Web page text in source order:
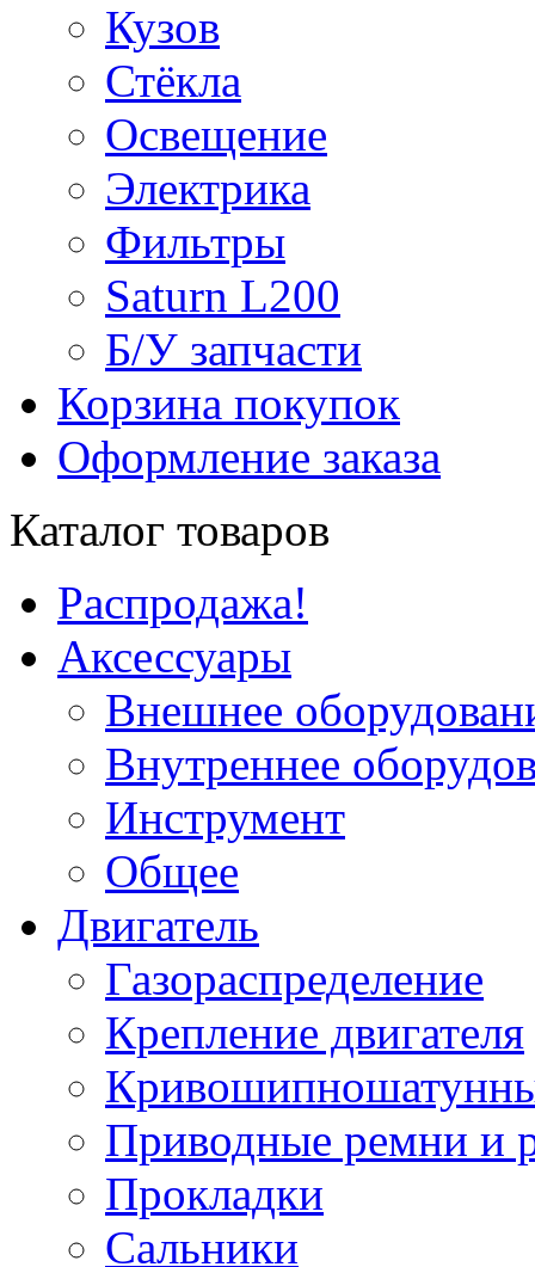
Кузов
Стёкла
Освещение
Электрика
Фильтры
Saturn L200
Б/У запчасти
Корзина покупок
Оформление заказа
Каталог товаров
Распродажа!
Аксессуары
Внешнее
Внутреннее
Инструмент
Общее
Двигатель
Газораспределение
Крепление двигателя
Приводные ремни и
Прокладки
Сальники